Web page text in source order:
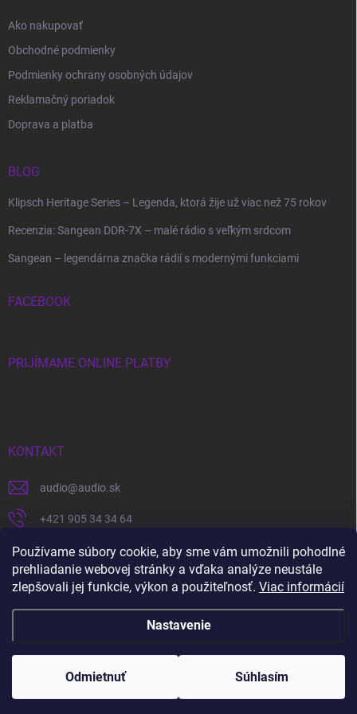
Používame súbory cookie, aby sme vám umožnili pohodlné
prehliadanie webovej stránky a vďaka analýze neustále
zlepšovali jej funkcie, výkon a použiteľnosť. Viac informácií
Nastavenie
Odmietnuť Súhlasím
Ako nakupovať
Obchodné podmienky
Podmienky ochrany osobných údajov
Reklamačný poriadok
Doprava a platba
BLOG
Klipsch Heritage Series – Legenda, ktorá žije už viac než 75 rokov
Recenzia: Sangean DDR-7X – malé rádio s veľkým srdcom
Sangean – legendárna značka rádií s modernými funkciami
FACEBOOK
PRIJÍMAME ONLINE PLATBY
KONTAKT
audio@audio.sk
+421 905 34 34 64
https://www.facebook.com/audio.sk
audio.sk
Vytvoril Shoptet
Copyright 2026audio.sk. Všetky práva vyhradené.Upraviť nastavenie